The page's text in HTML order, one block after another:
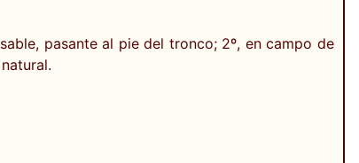
pasante al pie del tronco; 2º, en campo de